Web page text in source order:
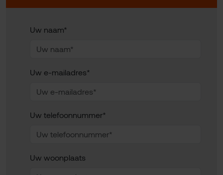
Uw naam*
Uw e-mailadres*
Uw telefoonnummer*
Uw woonplaats